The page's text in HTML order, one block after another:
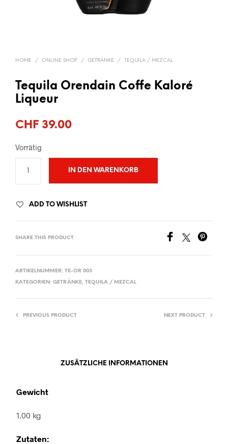
HOME / ONLINE SHOP / GETRÄNKE / TEQUILA / MEZCAL
Tequila Orendain Coffe Kaloré
Liqueur
CHF 39.00
Vorrätig
IN DEN WARENKORB
ADD TO WISHLIST
SHARE THIS PRODUCT
ARTIKELNUMMER: TE-OR 003
KATEGORIEN: GETRÄNKE, TEQUILA / MEZCAL
PREVIOUS PRODUCT NEXT PRODUCT
ZUSÄTZLICHE INFORMATIONEN
Gewicht
1.00 kg
Zutaten: